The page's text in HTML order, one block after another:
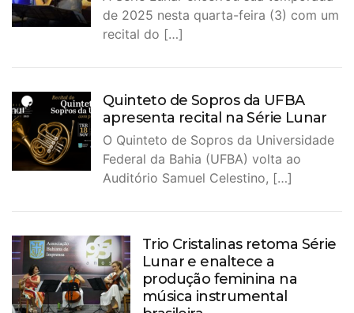
de 2025 nesta quarta-feira (3) com um
recital do […]
Quinteto de Sopros da UFBA
apresenta recital na Série Lunar
O Quinteto de Sopros da Universidade
Federal da Bahia (UFBA) volta ao
Auditório Samuel Celestino, […]
Trio Cristalinas retoma Série
Lunar e enaltece a
produção feminina na
música instrumental